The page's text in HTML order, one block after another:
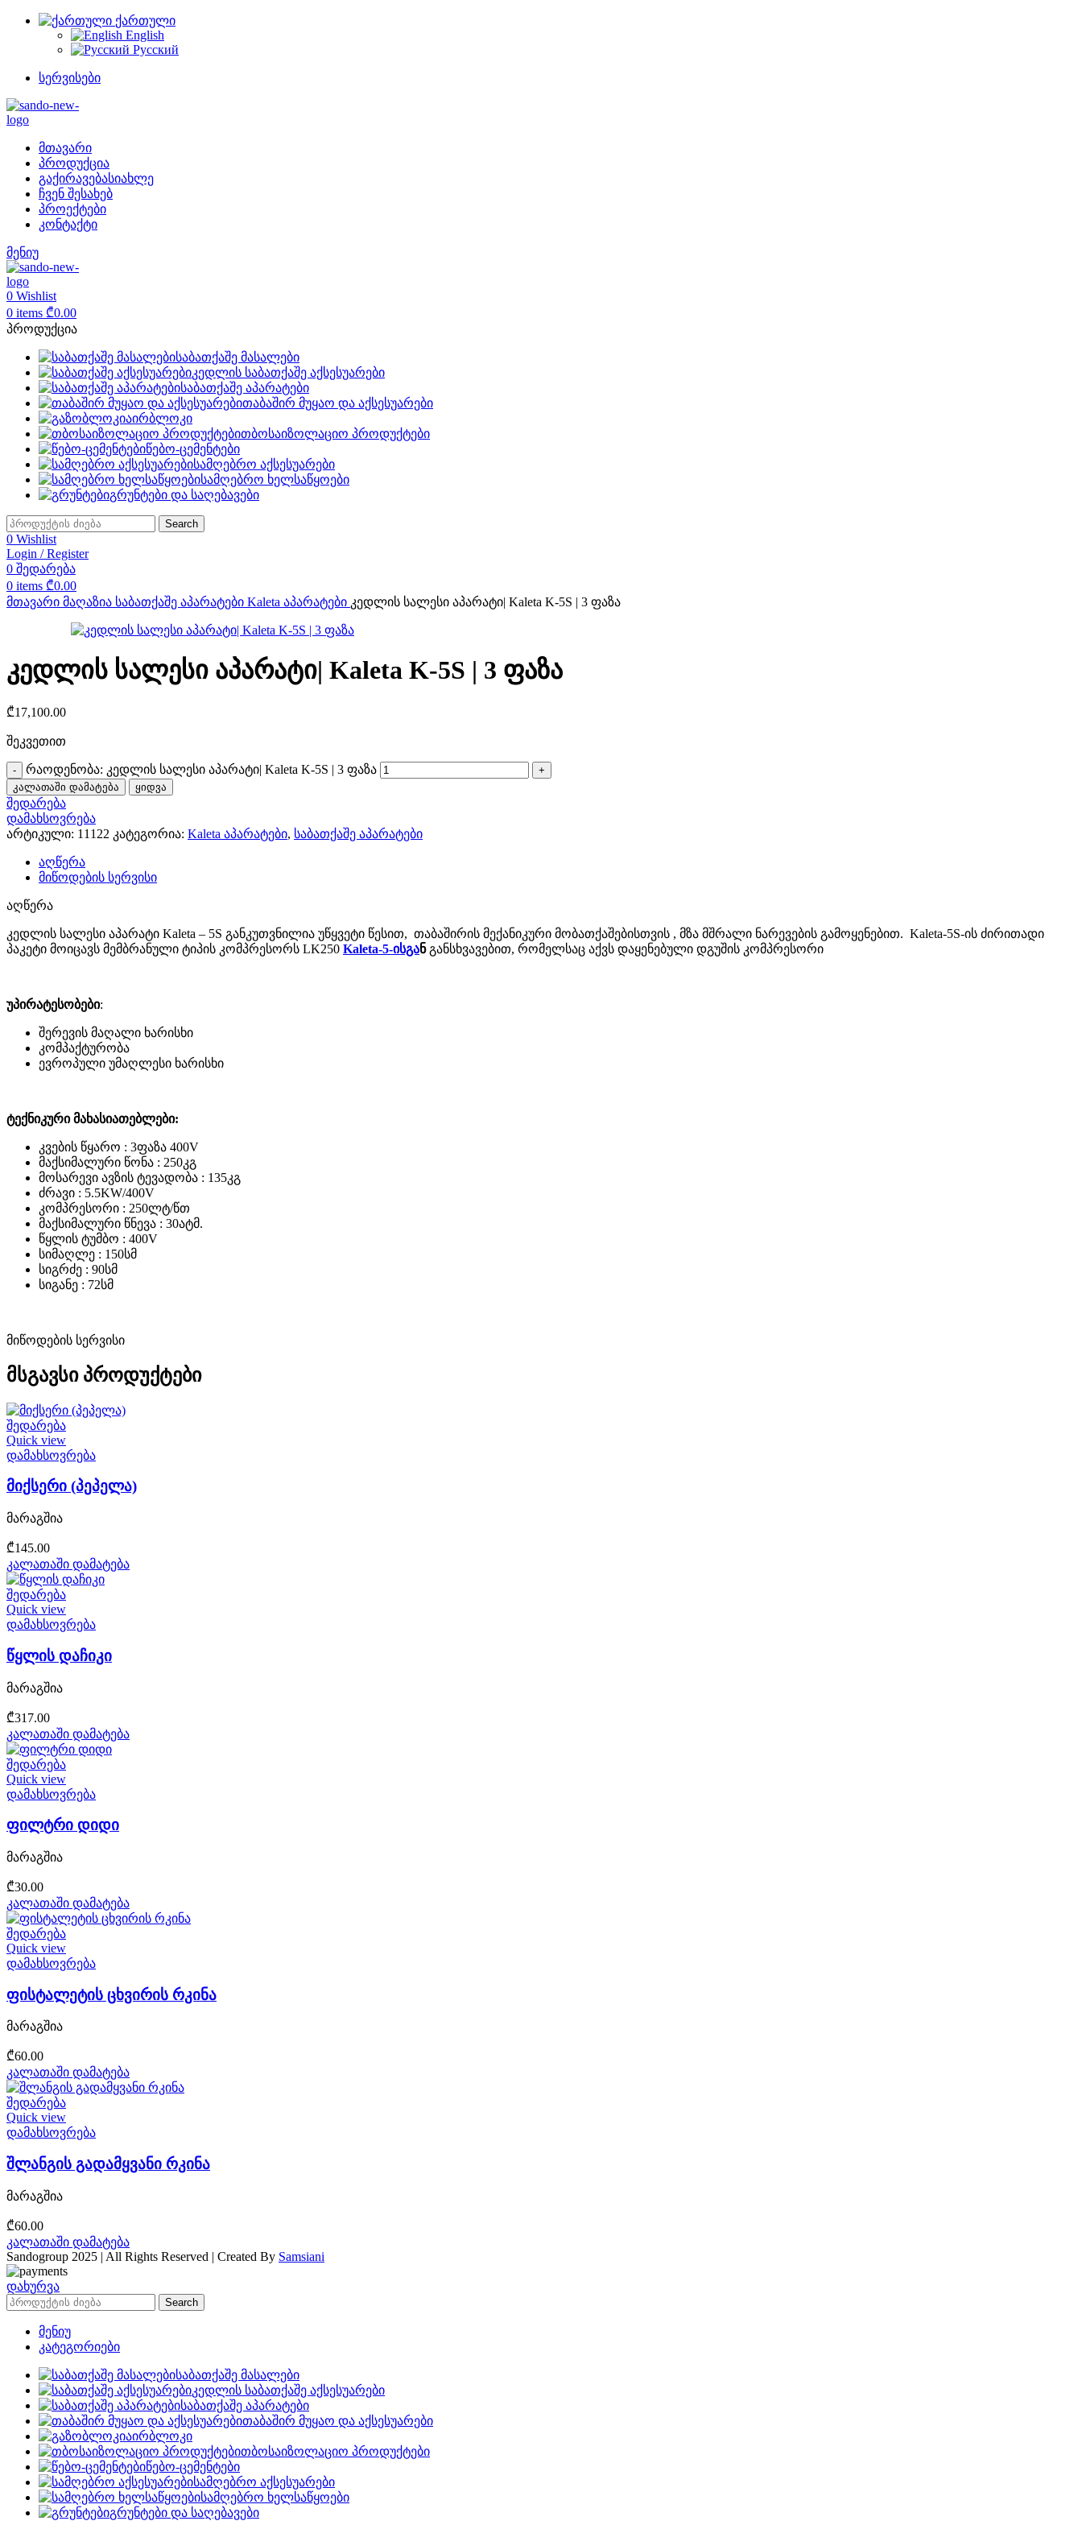
ქართული
English
Русский
სერვისები
მთავარი
პროდუქცია
გაქირავებასიახლე
ჩვენ შესახებ
პროექტები
კონტაქტი
მენიუ
0 Wishlist
0 items ₾0.00
პროდუქცია
საბათქაშე მასალები
კედლის საბათქაშე აქსესუარები
საბათქაშე აპარატები
თაბაშირ მუყაო და აქსესუარები
აირბლოკი
თბოსაიზოლაციო პროდუქტები
წებო-ცემენტები
სამღებრო აქსესუარები
სამღებრო ხელსაწყოები
გრუნტები და საღებავები
Search
0 Wishlist
Login / Register
0 შედარება
0 items ₾0.00
მთავარი მაღაზია საბათქაშე აპარატები Kaleta აპარატები კედლის სალესი აპარატი| Kaleta K-5S | 3 ფაზა
კედლის სალესი აპარატი| Kaleta K-5S | 3 ფაზა
₾17,100.00
შეკვეთით
რაოდენობა: კედლის სალესი აპარატი| Kaleta K-5S | 3 ფაზა
კალათაში დამატება ყიდვა
შედარება
დამახსოვრება
არტიკული: 11122 კატეგორია: Kaleta აპარატები, საბათქაშე აპარატები
აღწერა
მიწოდების სერვისი
აღწერა
კედლის სალესი აპარატი Kaleta – 5S განკუთვნილია უწყვეტი წესით, თაბაშირის მექანიკური მობათქაშებისთვის , მზა მშრალი ნარევების გამოყენებით. Kaleta-5S-ის ძირითადი
პაკეტი მოიცავს მემბრანული ტიპის კომპრესორს LK250 Kaleta-5-ისგანგანსხვავებით, რომელსაც აქვს დაყენებული დგუშის კომპრესორი
უპირატესობები:
შერევის მაღალი ხარისხი
კომპაქტურობა
ევროპული უმაღლესი ხარისხი
ტექნიკური მახასიათებლები:
კვების წყარო : 3ფაზა 400V
მაქსიმალური წონა : 250კგ
მოსარევი ავზის ტევადობა : 135კგ
ძრავი : 5.5KW/400V
კომპრესორი : 250ლტ/წთ
მაქსიმალური წნევა : 30ატმ.
წყლის ტუმბო : 400V
სიმაღლე : 150სმ
სიგრძე : 90სმ
სიგანე : 72სმ
მიწოდების სერვისი
მსგავსი პროდუქტები
შედარება
Quick view
დამახსოვრება
მიქსერი (პეპელა)
მარაგშია
₾145.00
კალათაში დამატება
შედარება
Quick view
დამახსოვრება
წყლის დაჩიკი
მარაგშია
₾317.00
კალათაში დამატება
შედარება
Quick view
დამახსოვრება
ფილტრი დიდი
მარაგშია
₾30.00
კალათაში დამატება
შედარება
Quick view
დამახსოვრება
ფისტალეტის ცხვირის რკინა
მარაგშია
₾60.00
კალათაში დამატება
შედარება
Quick view
დამახსოვრება
შლანგის გადამყვანი რკინა
მარაგშია
₾60.00
კალათაში დამატება
Sandogroup 2025 | All Rights Reserved | Created By Samsiani
დახურვა
Search
მენიუ
კატეგორიები
საბათქაშე მასალები
კედლის საბათქაშე აქსესუარები
საბათქაშე აპარატები
თაბაშირ მუყაო და აქსესუარები
აირბლოკი
თბოსაიზოლაციო პროდუქტები
წებო-ცემენტები
სამღებრო აქსესუარები
სამღებრო ხელსაწყოები
გრუნტები და საღებავები